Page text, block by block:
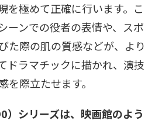
を極めて正確に行います。こ
ーンでの役者の表情や、スポ
た際の肌の質感などが、より
ドラマチックに描かれ、演技
を際立たせます。
）シリーズは、映画館のよう